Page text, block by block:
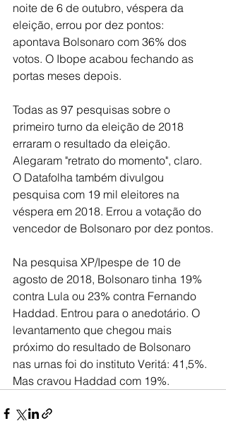
noite de 6 de outubro, véspera da
eleição, errou por dez pontos:
apontava Bolsonaro com 36% dos
votos. O Ibope acabou fechando as
portas meses depois.
Todas as 97 pesquisas sobre o
primeiro turno da eleição de 2018
erraram o resultado da eleição.
Alegaram "retrato do momento", claro.
O Datafolha também divulgou
pesquisa com 19 mil eleitores na
véspera em 2018. Errou a votação do
vencedor de Bolsonaro por dez pontos.
Na pesquisa XP/Ipespe de 10 de
agosto de 2018, Bolsonaro tinha 19%
contra Lula ou 23% contra Fernando
Haddad. Entrou para o anedotário. O
levantamento que chegou mais
próximo do resultado de Bolsonaro
nas urnas foi do instituto Veritá: 41,5%.
Mas cravou Haddad com 19%.